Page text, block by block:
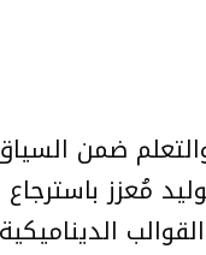
ضمن
مُعزز